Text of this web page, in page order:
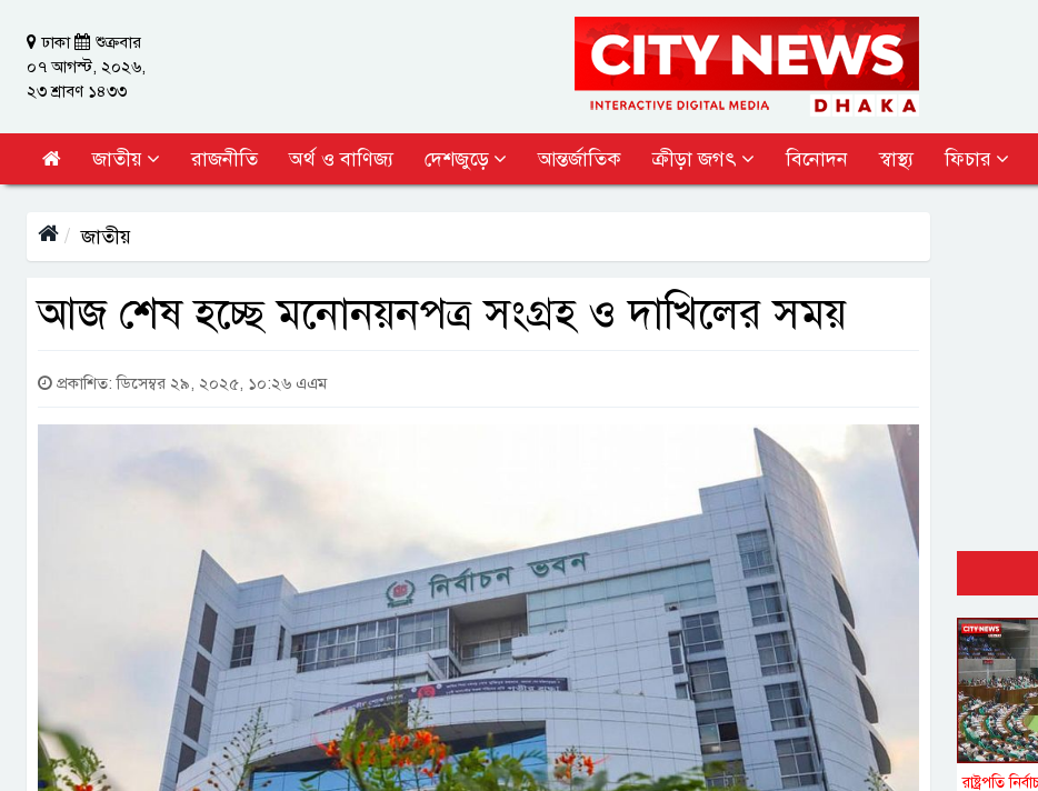
ঢাকা
শুক্রবার
০৭ আগস্ট, ২০২৬,
২৩ শ্রাবণ ১৪৩৩
জাতীয় রাজনীতি অর্থ ও বাণিজ্য দেশজুড়ে আন্তর্জাতিক ক্রীড়া জগৎ বিনোদন স্বাস্থ্য ফিচার
জাতীয়
আজ শেষ হচ্ছে মনোনয়নপত্র সংগ্রহ ও দাখিলের সময়
প্রকাশিত: ডিসেম্বর ২৯, ২০২৫, ১০:২৬ এএম
রাষ্ট্রপতি